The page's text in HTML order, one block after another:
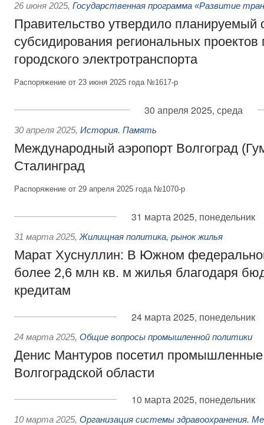
26 июня 2025, Государственная программа «Развитие
Правительство утвердило планируемый
субсидирования региональных проектов
городского электротранспорта
Распоряжение от 23 июня 2025 года №1617-р
30 апреля 2025, среда
30 апреля 2025, История. Память
Международный аэропорт Волгоград
Сталинград
Распоряжение от 29 апреля 2025 года №1070-р
31 марта 2025, понедельник
31 марта 2025, Жилищная политика, рынок жилья
Марат Хуснуллин: В Южном
более 2,6 млн кв. м жилья благодаря
кредитам
24 марта 2025, понедельник
24 марта 2025, Общие вопросы промышленной политики
Денис Мантуров посетил промышленные
Волгоградской области
10 марта 2025, понедельник
10 марта 2025, Организация системы здравоохранения.